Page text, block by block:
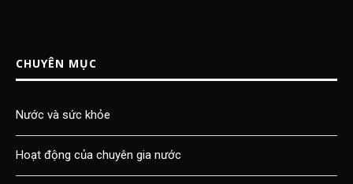
CHUYÊN MỤC
Nước và sức khỏe
Hoạt động của chuyên gia nước